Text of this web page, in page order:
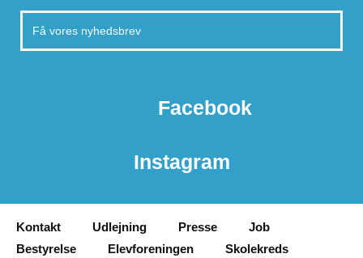
Facebook
Instagram
Kontakt Udlejning Presse
Job
Bestyrelse
Elevforeningen Skolekreds